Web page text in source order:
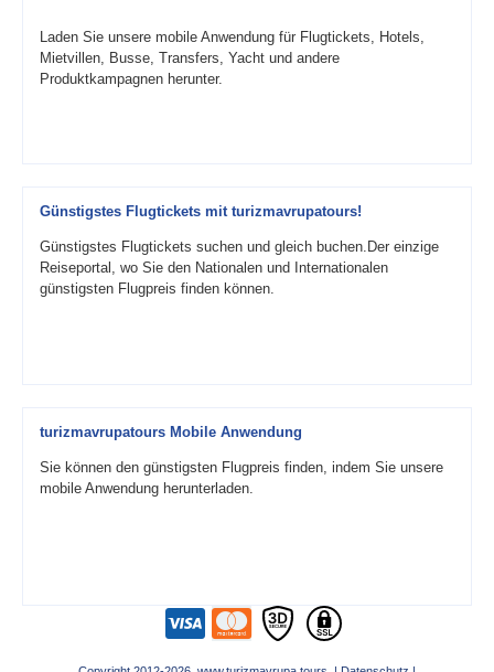
Laden Sie unsere mobile Anwendung für Flugtickets, Hotels,
Mietvillen, Busse, Transfers, Yacht und andere
Produktkampagnen herunter.
Günstigstes Flugtickets mit turizmavrupatours!
Günstigstes Flugtickets suchen und gleich buchen.Der einzige
Reiseportal, wo Sie den Nationalen und Internationalen
günstigsten Flugpreis finden können.
turizmavrupatours Mobile Anwendung
Sie können den günstigsten Flugpreis finden, indem Sie unsere
mobile Anwendung herunterladen.